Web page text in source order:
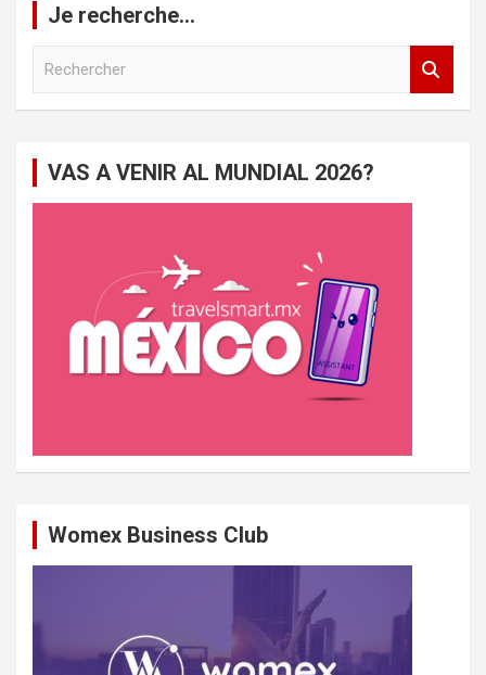
Je recherche…
c
VAS A VENIR AL MUNDIAL 2026?
Womex Business Club